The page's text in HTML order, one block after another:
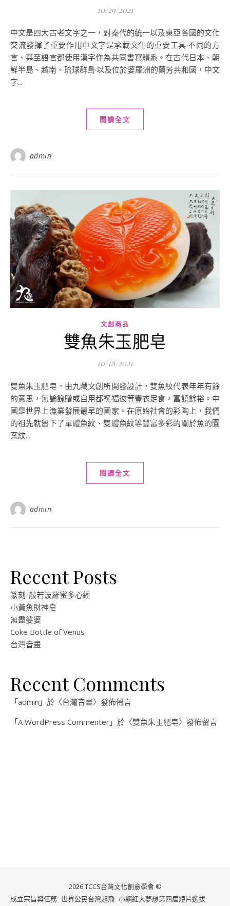
10/29/2021
中文是四大古老文字之一，對秦代的統一以及東亞各國的文化
交流發揮了重要作用中文字是承載文化的重要工具·不同的方
言、甚至語言都使用漢字作為共同書寫體系。在古代日本、朝
鮮半島、越南、琉球群島·以及位於婆羅洲的蘭芳共和國，中文
字...
閱讀全文
admin
文創商品
雙魚朱玉肥皂
10/18/2021
雙魚朱玉肥皂，由九藏文創所開發設計，雙魚紋代表年年有餘
的意思，無論餽贈或自用都祝福彼等豐衣足食，富饒餘裕。中
國是世界上漁業發展最早的國家。在原始社會的彩陶上，我們
的祖先就留下了單體魚紋、雙體魚紋等豐富多彩的關於魚的圖
案紋...
閱讀全文
admin
Recent Posts
篆刻-般若波羅蜜多心經
小黃魚財神皂
無盡娑婆
Coke Bottle of Venus
台灣音畫
Recent Comments
「admin 」於〈台灣音畫〉發佈留言
「A WordPress Commenter 」於〈雙魚朱玉肥皂〉發佈留言
2026 TCCS台灣文化創意學會 ©
成立宗旨與任務 世界公民台灣起飛 小網紅大夢想第四屆短片選拔